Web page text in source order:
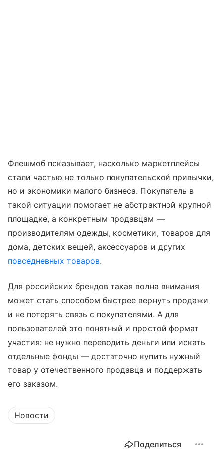
Флешмоб показывает, насколько маркетплейсы
стали частью не только покупательской привычки,
но и экономики малого бизнеса. Покупатель в
такой ситуации помогает не абстрактной крупной
площадке, а конкретным продавцам —
производителям одежды, косметики, товаров для
дома, детских вещей, аксессуаров и других
повседневных товаров.
Для российских брендов такая волна внимания
может стать способом быстрее вернуть продажи
и не потерять связь с покупателями. А для
пользователей это понятный и простой формат
участия: не нужно переводить деньги или искать
отдельные фонды — достаточно купить нужный
товар у отечественного продавца и поддержать
его заказом.
Новости
Поделиться